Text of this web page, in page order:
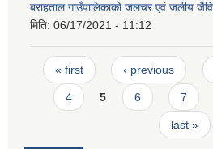
बराहताल गाउँपालिकाको जलचर एवं जलीय
मिति: 06/17/2021 - 11:12
Pages
« first ‹ previous
4 5 6 7
last »